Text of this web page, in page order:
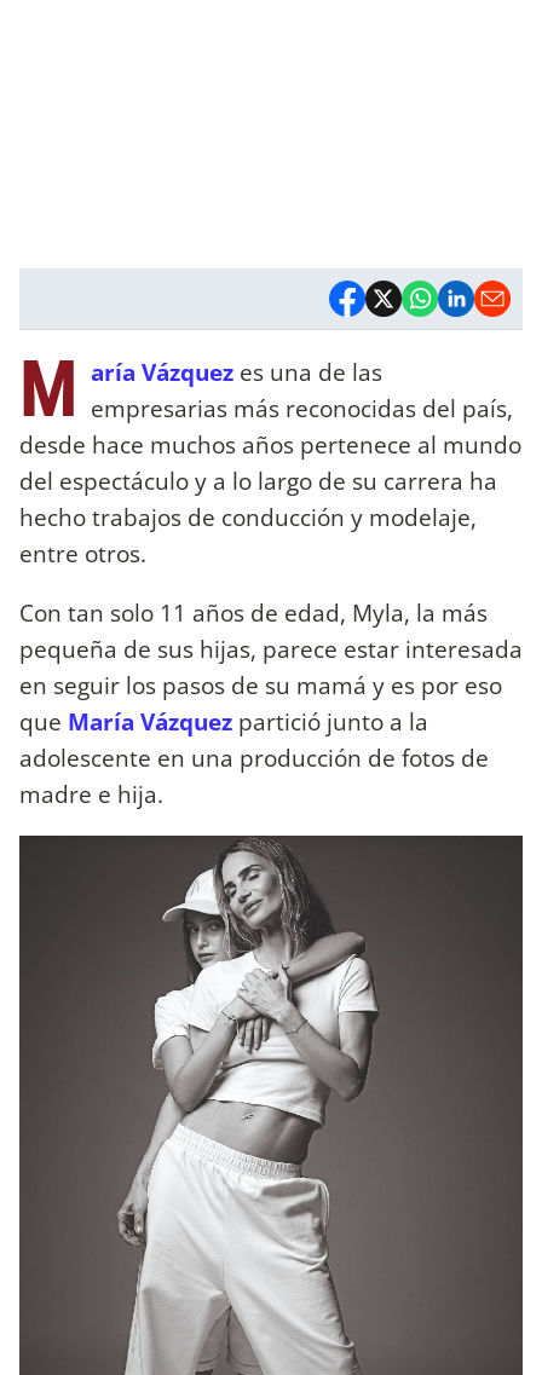
M aría Vázquez es una de las
empresarias más reconocidas del país,
desde hace muchos años pertenece al mundo
del espectáculo y a lo largo de su carrera ha
hecho trabajos de conducción y modelaje,
entre otros.
Con tan solo 11 años de edad, Myla, la más
pequeña de sus hijas, parece estar interesada
en seguir los pasos de su mamá y es por eso
que María Vázquez partició junto a la
adolescente en una producción de fotos de
madre e hija.